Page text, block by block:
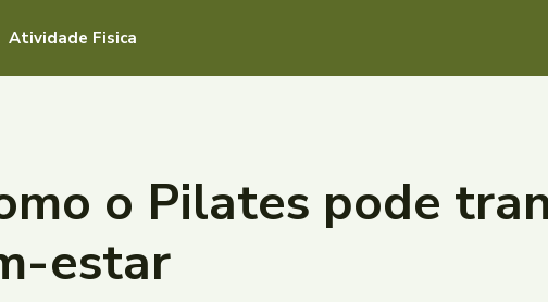
Atividade Fisica
o Pilates pode
estar